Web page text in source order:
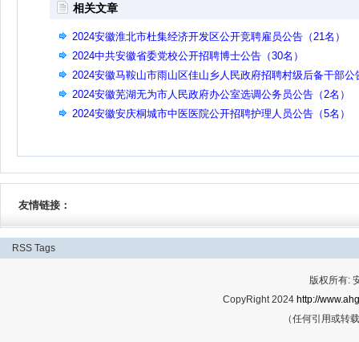
相关文章
2024安徽淮北市杜集经济开发区公开竞聘雇员公告（21名）
2024中共安徽省委党校公开招聘博士公告（30名）
2024安徽马鞍山市雨山区佳山乡人民政府招聘村级后备干部公
（14名）
2024安徽芜湖无为市人民政府办公室选调公务员公告（2名）
2024安徽安庆桐城市中医医院公开招聘护理人员公告（5名）
友情链接：
RSS Tags
版权所有:
CopyRight 2024 http://
（任何引用或转